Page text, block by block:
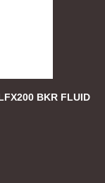
BKR FLUID